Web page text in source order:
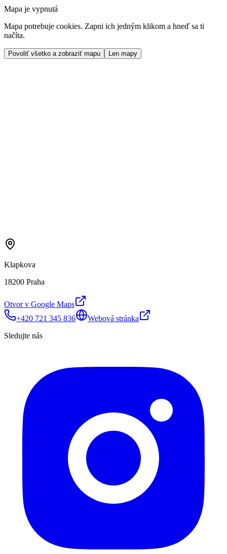
Mapa je vypnutá
Mapa potrebuje cookies. Zapni ich jedným klikom a hneď sa ti
načíta.
Povoliť všetko a zobraziť mapu Len mapy
Klapkova
18200 Praha
Otvor v Google Maps
+420 721 345 836
Webová stránka
Sledujte nás